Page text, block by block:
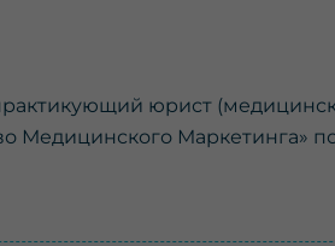
юрист
Медицинского Маркетинга»